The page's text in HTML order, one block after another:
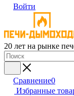
Войти
20 лет на рынке
Сравнение0
Избранные